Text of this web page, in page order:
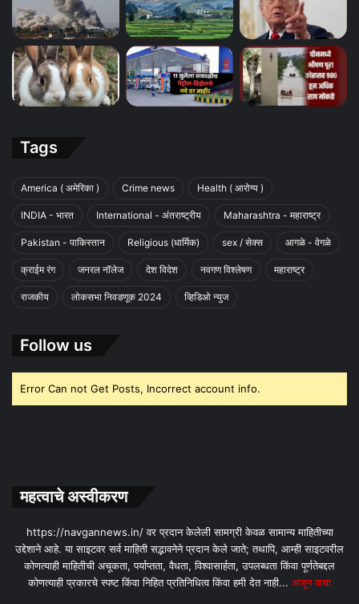
Tags
America ( अमेरिका ) Crime news Health ( आरोग्य )
INDIA - भारत International - अंतराष्ट्रीय Maharashtra - महाराष्ट्र
Pakistan - पाकिस्तान Religious (धार्मिक) sex / सेक्स आगळे - वेगळे
क्राईम रंग जनरल नॉलेज देश विदेश नवगण विश्लेषण महाराष्ट्र
राजकीय लोकसभा निवडणूक 2024 व्हिडिओ न्युज
Follow us
Error Can not Get Posts, Incorrect account info.
महत्वाचे अस्वीकरण
https://navgannews.in/ वर प्रदान केलेली सामग्री केवळ सामान्य माहितीच्या
उद्देशाने आहे. या साइटवर सर्व माहिती सद्भावनेने प्रदान केले जाते; तथापि, आम्ही साइटवरील
कोणत्याही माहितीची अचूकता, पर्याप्तता, वैधता, विश्वासार्हता, उपलब्धता किंवा पूर्णतेबद्दल
कोणत्याही प्रकारचे स्पष्ट किंवा निहित प्रतिनिधित्व किंवा हमी देत ​​नाही... अजून वाचा